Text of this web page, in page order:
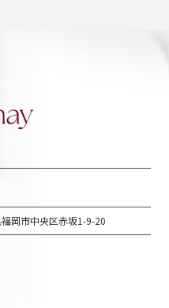
岡市中央区赤坂1-9-20